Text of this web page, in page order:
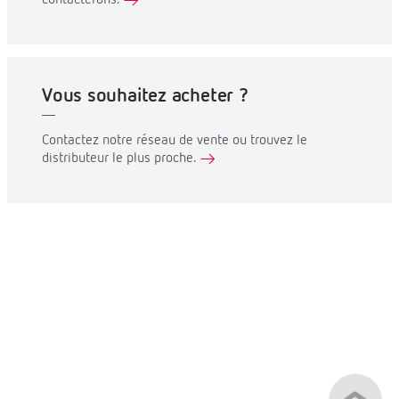
Vous souhaitez acheter ?
Contactez notre réseau de vente ou trouvez le
distributeur le plus proche.